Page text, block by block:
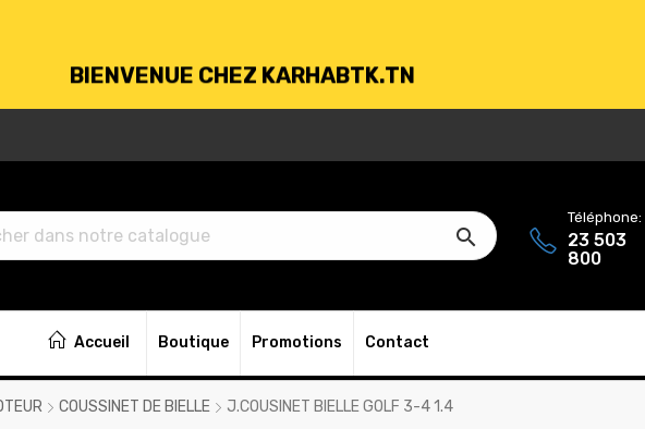
GRATUITE À PARTIR DE 250DT D'ACHATS
BIENVENUE CHEZ KARHABTK.TN
GRATUITE À PARTIR DE 250DT D'ACHATS

Téléphone:
23 503
800
Accueil Boutique Promotions Contact
COUSSINET DE BIELLE J.COUSINET BIELLE GOLF 3-4 1.4